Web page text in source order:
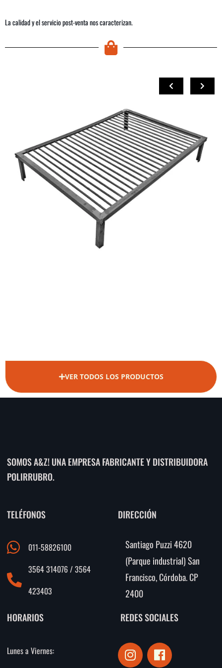
La calidad y el servicio post-venta nos caracterizan.
COMPRAR
VER TODOS LOS PRODUCTOS
SOMOS A&Z! UNA EMPRESA FABRICANTE Y DISTRIBUIDORA
POLIRRUBRO.
TELÉFONOS
011-58826100
3564 314076 / 3564
423403
DIRECCIÓN
Santiago Puzzi 4620
(Parque industrial) San
Francisco, Córdoba. CP
2400
HORARIOS
Lunes a Viernes:
REDES SOCIALES
I
n
F
a